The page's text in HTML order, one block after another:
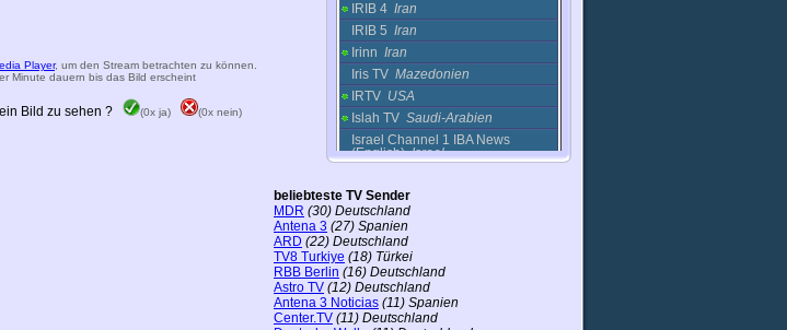
Player, um den Stream betrachten zu können.
Minute dauern bis das Bild erscheint
Bild zu sehen ? (0x ja) (0x nein)
IRIB 4 Iran
IRIB 5 Iran
Irinn Iran
Iris TV Mazedonien
IRTV USA
Islah TV Saudi-Arabien
Israel Channel 1 IBA News
(English)Israel
Ittv Sercanie
ITV 4Frankreich
Ivorian TV
Jaam-e-Jam 1
Jaam-e-Jam 2
Jaam-e-Jam 3Iran
beliebteste TV Sender
MDR (30) Deutschland
Antena 3 (27) Spanien
ARD (22) Deutschland
TV8 Turkiye (18) Türkei
RBB Berlin (16) Deutschland
Astro TV (12) Deutschland
Antena 3 Noticias (11) Spanien
Center.TV (11) Deutschland